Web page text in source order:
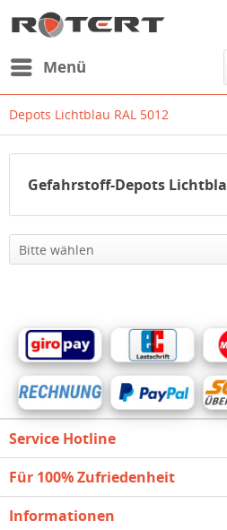
Menü
Depots Lichtblau RAL 5012
Gefahrstoff-Depots
Service Hotline
Für 100% Zufriedenheit
Informationen